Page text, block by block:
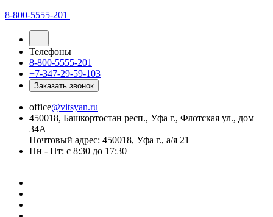
8-800-5555-201
Телефоны
8-800-5555-201
+7-347-29-59-103
Заказать звонок
office@vitsyan.ru
450018, Башкортостан респ., Уфа г., Флотская ул., дом
34А
Почтовый адрес: 450018, Уфа г., а/я 21
Пн - Пт: с 8:30 до 17:30